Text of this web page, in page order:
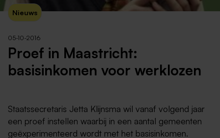
Nieuws
05-10-2016
Proef in Maastricht:
basisinkomen voor werklozen
Staatssecretaris Jetta Klijnsma wil vanaf volgend jaar
een proef instellen waarbij in een aantal gemeenten
geëxperimenteerd wordt met het basisinkomen.